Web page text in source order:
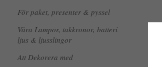
För paket, presenter & pyssel
Våra Lampor, takkronor, batteri
ljus & ljusslingor
Att Dekorera med